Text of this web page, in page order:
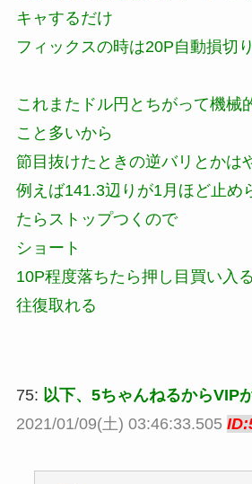
キャするだけ
フィックスの時は20P自動損切
これまたドル円とちがって機械
こと多いから
節目抜けたときの逆バリとかは
例えば141.3辺りが1月ほど止め
たらストップつくので
ショート
10P程度落ちたら押し目買い入
往復取れる
75: 以下、5ちゃんねるからVIP
2021/01/09(土) 03:46:33.505